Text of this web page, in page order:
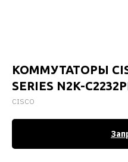
КОММУТАТОРЫ
SERIES N2K-
CISCO